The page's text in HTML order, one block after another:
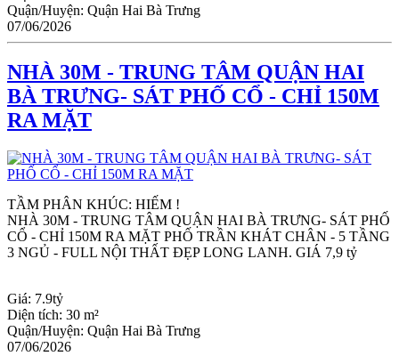
Quận/Huyện: Quận Hai Bà Trưng
07/06/2026
NHÀ 30M - TRUNG TÂM QUẬN HAI
BÀ TRƯNG- SÁT PHỐ CỔ - CHỈ 150M
RA MẶT
TẦM PHÂN KHÚC: HIẾM !
NHÀ 30M - TRUNG TÂM QUẬN HAI BÀ TRƯNG- SÁT PHỐ
CỔ - CHỈ 150M RA MẶT PHỐ TRẦN KHÁT CHÂN - 5 TẦNG
3 NGỦ - FULL NỘI THẤT ĐẸP LONG LANH. GIÁ 7,9 tỷ
Giá: 7.9tỷ
Diện tích: 30 m²
Quận/Huyện: Quận Hai Bà Trưng
07/06/2026